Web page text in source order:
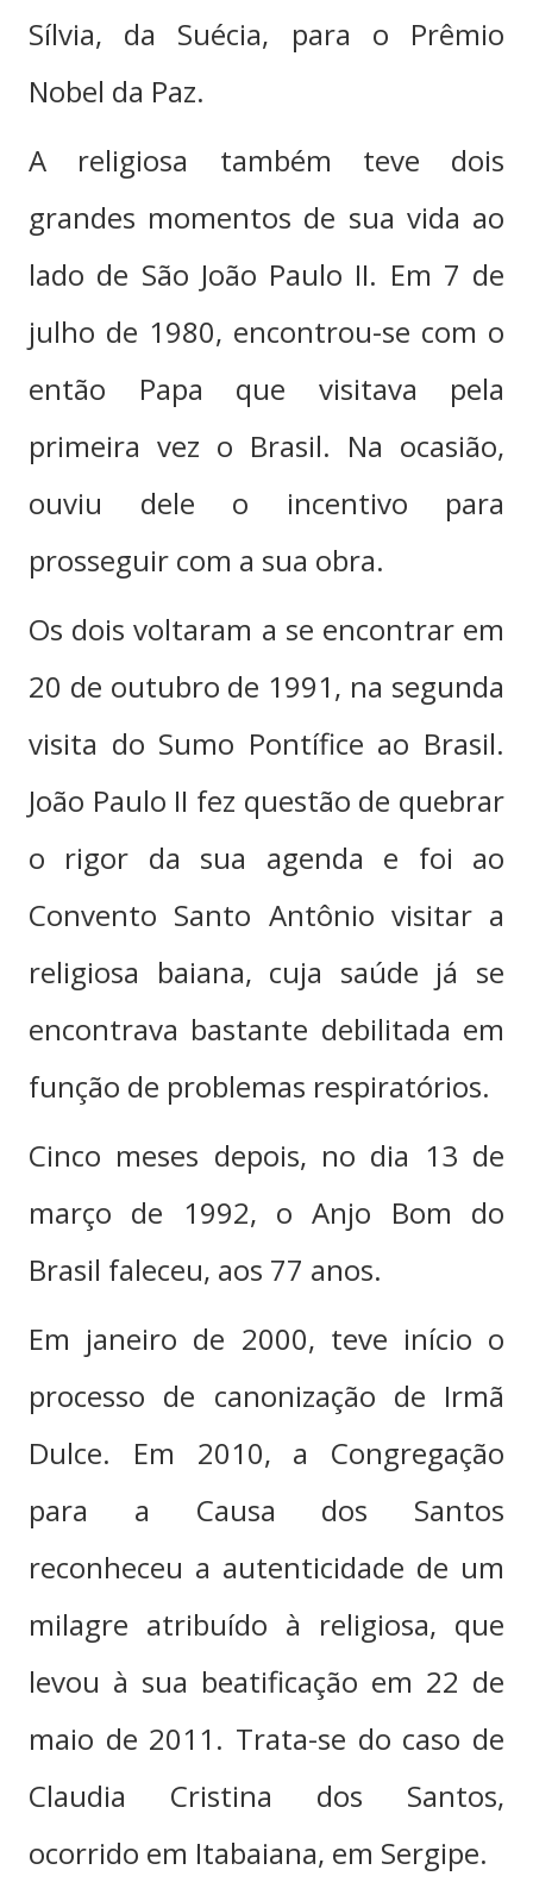
Sílvia, da Suécia, para o Prêmio
Nobel da Paz.
A religiosa também teve dois
grandes momentos de sua vida ao
lado de São João Paulo II. Em 7 de
julho de 1980, encontrou-se com o
então Papa que visitava pela
primeira vez o Brasil. Na ocasião,
ouviu dele o incentivo para
prosseguir com a sua obra.
Os dois voltaram a se encontrar em
20 de outubro de 1991, na segunda
visita do Sumo Pontífice ao Brasil.
João Paulo II fez questão de quebrar
o rigor da sua agenda e foi ao
Convento Santo Antônio visitar a
religiosa baiana, cuja saúde já se
encontrava bastante debilitada em
função de problemas respiratórios.
Cinco meses depois, no dia 13 de
março de 1992, o Anjo Bom do
Brasil faleceu, aos 77 anos.
Em janeiro de 2000, teve início o
processo de canonização de Irmã
Dulce. Em 2010, a Congregação
para a Causa dos Santos
reconheceu a autenticidade de um
milagre atribuído à religiosa, que
levou à sua beatificação em 22 de
maio de 2011. Trata-se do caso de
Claudia Cristina dos Santos,
ocorrido em Itabaiana, em Sergipe.